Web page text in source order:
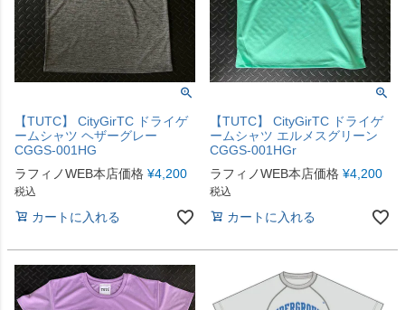
【TUTC】 CityGirTC ドライゲ
ームシャツ ヘザーグレー
CGGS-001HG
ラフィノWEB本店価格 ¥4,200
税込
カートに入れる
【TUTC】 CityGirTC ドライゲ
ームシャツ エルメスグリーン
CGGS-001HGr
ラフィノWEB本店価格 ¥4,200
税込
カートに入れる